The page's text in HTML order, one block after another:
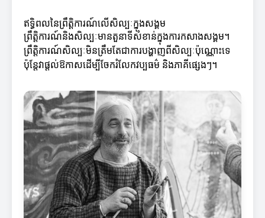
ឥទ្ធិពលនៃព្រឹត្តិការណ៍លើសិល្បៈក្នុងសង្គម
ព្រឹត្តិការណ៍និងសិល្បៈមានតួនាទីសំខាន់ក្នុងការកសាងសង្គម។
ព្រឹត្តិការណ៍សិល្បៈមិនត្រឹមតែជាការបង្ហាញពីសិល្បៈប៉ុណ្ណោះទេ
ប៉ុន្តែវាផ្តល់ឱកាសដើម្បីចែករំលែកវប្បធម៌ និងភាគីផ្សេងៗ។